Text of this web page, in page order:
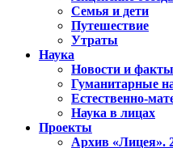
Семья и дети
Путешествие
Утраты
Наука
Новости и факты
Гуманитарные
Естественно-
Наука в лицах
Проекты
Архив «Лицея».